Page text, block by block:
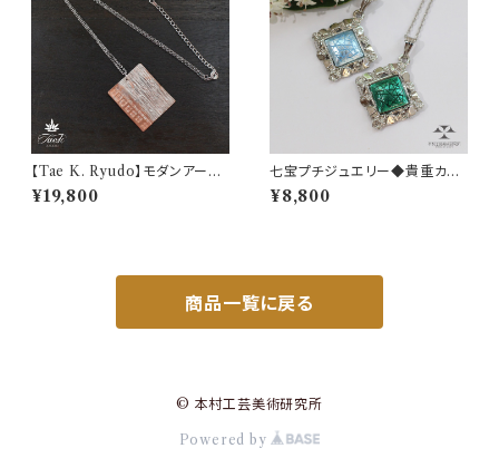
【Tae K. Ryudo】モダンアート
なジェンダーレスプレートネック
レス
¥19,800
七宝プチジュエリー◆貴重カラ
ー◇純銀七宝石垣ネックレス
¥8,800
商品一覧に戻る
© 本村工芸美術研究所
Powered by